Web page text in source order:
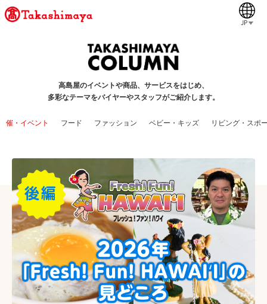
JP
高島屋のイベントや商品、サービスをはじめ、
多彩なテーマをバイヤーやスタッフがご紹介します。
催・イベント フード ファッション ベビー・キッズ リビング・スポ